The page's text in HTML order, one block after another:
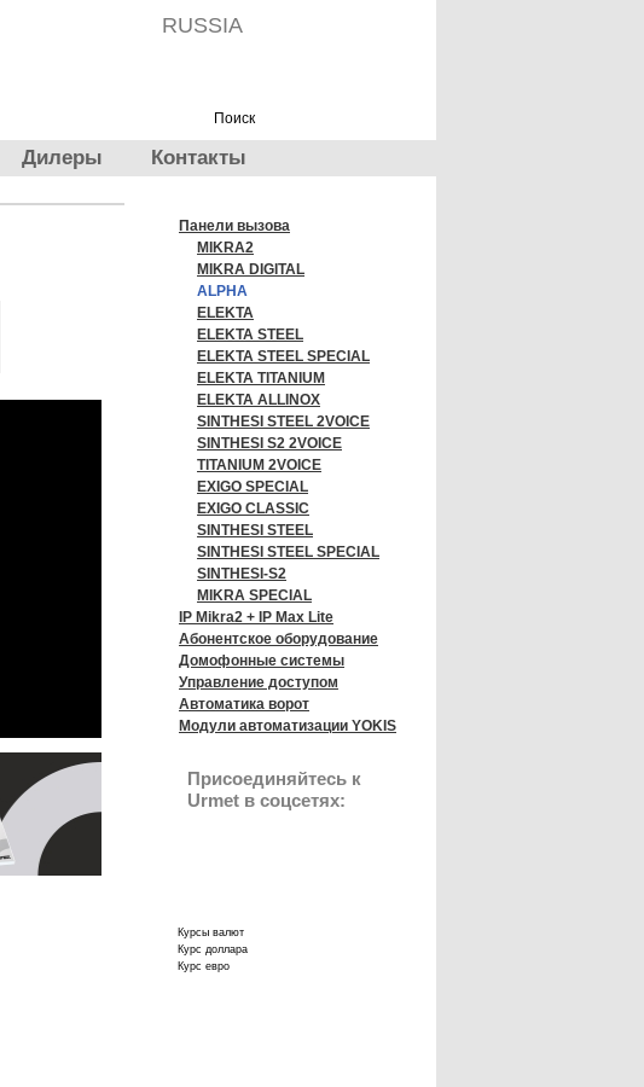
RUSSIA
Дилеры Контакты
Панели вызова
MIKRA2
MIKRA DIGITAL
ALPHA
ELEKTA
ELEKTA STEEL
ELEKTA STEEL SPECIAL
ELEKTA TITANIUM
ELEKTA ALLINOX
SINTHESI STEEL 2VOICE
SINTHESI S2 2VOICE
TITANIUM 2VOICE
EXIGO SPECIAL
EXIGO CLASSIC
SINTHESI STEEL
SINTHESI STEEL SPECIAL
SINTHESI-S2
MIKRA SPECIAL
IP Mikra2 + IP Max Lite
Абонентское оборудование
Домофонные системы
Управление доступом
Автоматика ворот
Модули автоматизации YOKIS
Присоединяйтесь к
Urmet в соцсетях:
Курсы валют
Курс доллара
Курс евро